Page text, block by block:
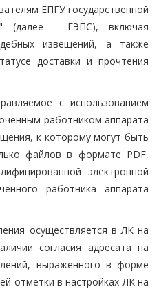
ЕПГУ государственной
(далее - ГЭПС), включая
извещений, а также
доставки и прочтения
с использованием
работником аппарата
к которому могут быть
файлов в формате PDF,
электронной
работника аппарата
осуществляется в ЛК на
согласия адресата на
выраженного в форме
отметки в настройках ЛК на